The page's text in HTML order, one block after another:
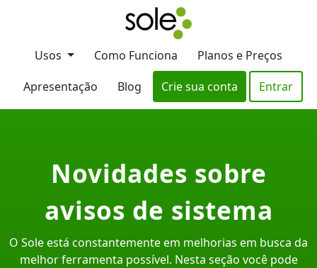
Usos Como Funciona
Planos e Preços
Apresentação
Blog Crie sua conta Entrar
Novidades sobre
avisos de sistema
O Sole está constantemente em melhorias em busca da
melhor ferramenta possível. Nesta seção você pode